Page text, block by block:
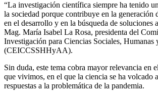
“La investigación científica siempre ha tenido
la sociedad porque contribuye en la generación
en el desarrollo y en la búsqueda de soluciones
Mag. María Isabel La Rosa, presidenta del
Investigación para Ciencias Sociales, Humanas
(CEICCSSHHyAA).
Sin duda, este tema cobra mayor relevancia en
que vivimos, en el que la ciencia se ha volcado
respuestas a la problemática de la pandemia.